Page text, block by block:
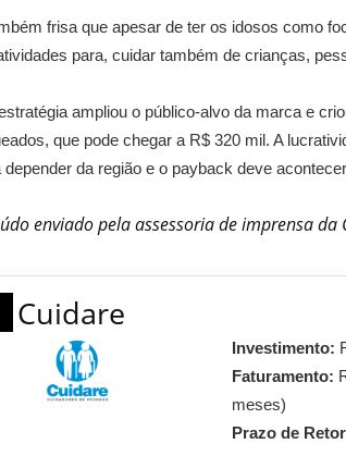
frisa que apesar de ter os idosos como
para, cuidar também de crianças,
ampliou o público-alvo da marca e
que pode chegar a R$ 320 mil. A
depender da região e o payback deve
enviado pela assessoria de imprensa da
Cuidare
Investimento:
Faturamento:
meses)
Prazo de